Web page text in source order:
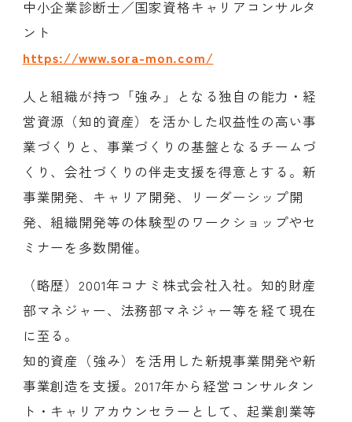
中小企業診断士／国家資格キャリアコンサルタ
ント
https://www.sora-mon.com/
人と組織が持つ「強み」となる独自の能力・経
営資源（知的資産）を活かした収益性の高い事
業づくりと、事業づくりの基盤となるチームづ
くり、会社づくりの伴走支援を得意とする。新
事業開発、キャリア開発、リーダーシップ開
発、組織開発等の体験型のワークショップやセ
ミナーを多数開催。
（略歴）2001年コナミ株式会社入社。知的財産
部マネジャー、法務部マネジャー等を経て現在
に至る。
知的資産（強み）を活用した新規事業開発や新
事業創造を支援。2017年から経営コンサルタン
ト・キャリアカウンセラーとして、起業創業等